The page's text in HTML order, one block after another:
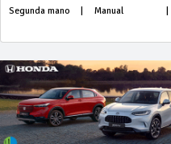
Segunda mano Manual